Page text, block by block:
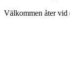
Välkommen åter vid